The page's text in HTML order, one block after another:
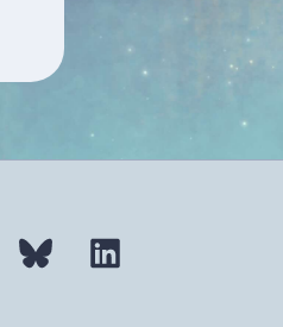
Mobilizon Bluesky